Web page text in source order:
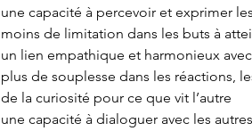
une capacité à percevoir et exprimer
moins de limitation dans les buts à
un lien empathique et harmonieux
plus de souplesse dans les réactions,
de la curiosité pour ce que vit l’autre
une capacité à dialoguer avec les